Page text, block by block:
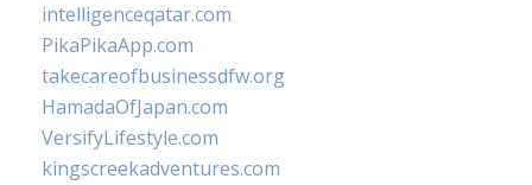
intelligenceqatar.com
PikaPikaApp.com
takecareofbusinessdfw.org
HamadaOfJapan.com
VersifyLifestyle.com
kingscreekadventures.com